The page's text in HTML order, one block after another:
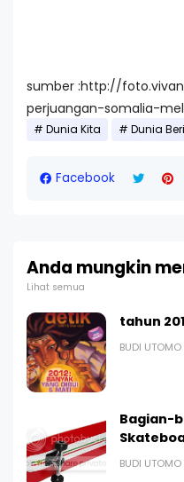
sumber :http://
perjuangan-somalia-
Dunia Kita Dunia
Facebook
Anda mungkin
Lihat semua
tahun
BUDI UTOMO
Bagian-
BUDI UTOMO